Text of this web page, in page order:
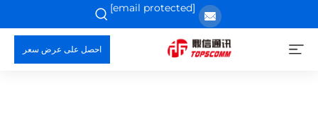
[email protected]
احصل على عرض سعر